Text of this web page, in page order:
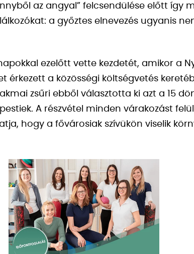
az angyal” felcsendülése előtt így
a győztes elnevezés ugyanis
ezelőtt vette kezdetét, amikor a
érkezett a közösségi költségvetés
zsűri ebből választotta ki azt a 15
A részvétel minden várakozást
hogy a fővárosiak szívükön viselik